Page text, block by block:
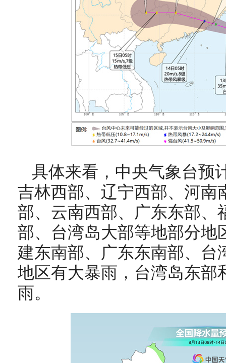
具体来看，中央气象台预
吉林西部、辽宁西部、河南
部、云南西部、广东东部、
部、 台湾岛大部等地部分地
建东南部、广东东南部、台
地区有大暴雨，台湾岛东部
雨。